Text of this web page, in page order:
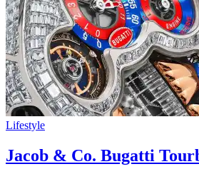
Categories
Lifestyle
Jacob & Co. Bugatti